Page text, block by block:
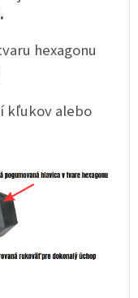
hexagonu
kľukov alebo